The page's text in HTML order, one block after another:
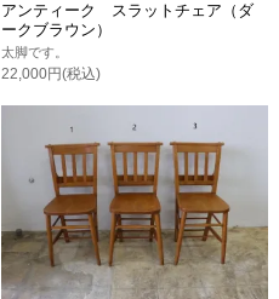
アンティーク スラットチェア（ダ
ークブラウン）
太脚です。
22,000円(税込)